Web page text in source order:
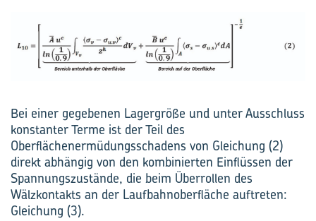
Bei einer gegebenen Lagergröße und unter Ausschluss
konstanter Terme ist der Teil des
Oberflächenermüdungsschadens von Gleichung (2)
direkt abhängig von den kombinierten Einflüssen der
Spannungszustände, die beim Überrollen des
Wälzkontakts an der Laufbahnoberfläche auftreten:
Gleichung (3).